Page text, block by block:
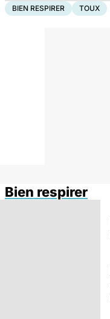
BIEN RESPIRER TOUX
Bien respirer